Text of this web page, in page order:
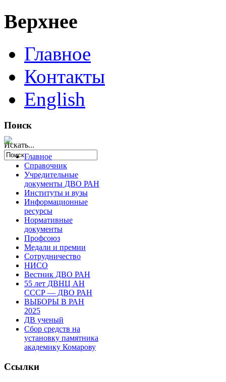
Верхнее
Главное
Контакты
English
Поиск
Искать...
Главное
Справочник
Учредительные
документы ДВО РАН
Институты и вузы
Информационные
ресурсы
Нормативные
документы
Профсоюз
Медали и премии
Сотрудничество
НИСО
Вестник ДВО РАН
55 лет ДВНЦ АН
СССР — ДВО РАН
ВЫБОРЫ В РАН
2025
ДВ ученый
Сбор средств на
установку памятника
академику Комарову
Ссылки